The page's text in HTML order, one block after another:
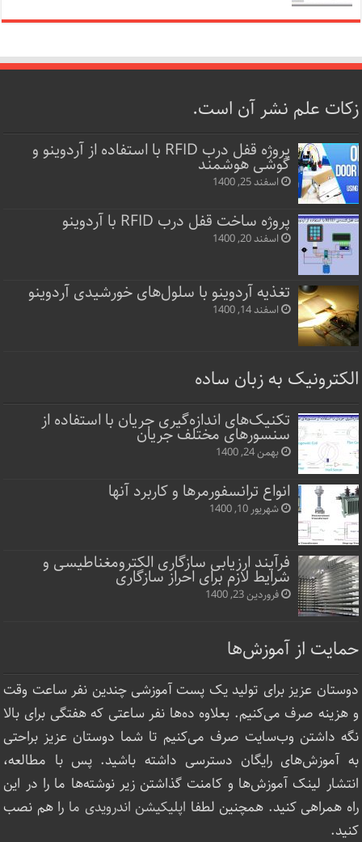
زکات علم نشر آن است.
پروژه قفل‌ درب RFID با استفاده از آردوینو و
گوشی هوشمند
اسفند 25, 1400
پروژه ساخت قفل‌ درب RFID با آردوینو
اسفند 20, 1400
تغذیه آردوینو با سلول‌های خورشیدی آردوینو
اسفند 14, 1400
الکترونیک به زبان ساده
تکنیک‌های اندازه‌گیری جریان با استفاده از
سنسورهای مختلف جریان
بهمن 24, 1400
انواع ترانسفورمرها و کاربرد آنها
شهریور 10, 1400
فرآیند ارزیابی سازگاری الکترومغناطیسی و
شرایط لازم برای احراز سازگاری
فروردین 23, 1400
حمایت از آموزش‌ها
دوستان عزیز برای تولید یک پست آموزشی چندین نفر ساعت‌ وقت
و هزینه صرف می‌کنیم. بعلاوه ده‌ها نفر ساعتی که هفتگی برای بالا
نگه داشتن وب‌سایت صرف ‌می‌کنیم تا شما دوستان عزیز براحتی
به آموزش‌های رایگان دسترسی داشته باشید. پس با مطالعه،
انتشار لینک‌ آموزش‌ها و کامنت گذاشتن زیر نوشته‌‌ها ما را در این
راه همراهی کنید. همچنین لطفا اپلیکیشن اندرویدی ما را هم نصب
کنید.